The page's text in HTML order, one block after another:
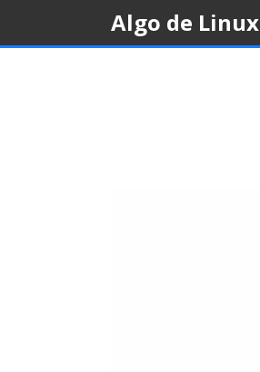
content
Algo de Linux